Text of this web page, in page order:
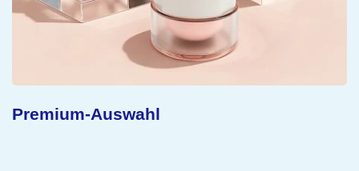
Nachhaltiges Konzept